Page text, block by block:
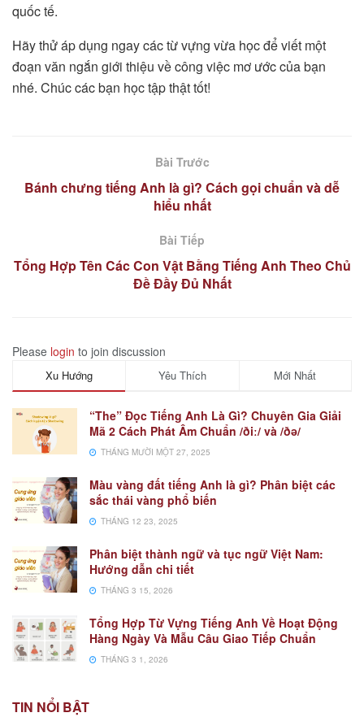
quốc tế.
Hãy thử áp dụng ngay các từ vựng vừa học để viết một
đoạn văn ngắn giới thiệu về công việc mơ ước của bạn
nhé. Chúc các bạn học tập thật tốt!
Bài Trước
Bánh chưng tiếng Anh là gì? Cách gọi chuẩn và dễ
hiểu nhất
Bài Tiếp
Tổng Hợp Tên Các Con Vật Bằng Tiếng Anh Theo Chủ
Đề Đầy Đủ Nhất
Please login to join discussion
Xu Hướng Yêu Thích Mới Nhất
“The” Đọc Tiếng Anh Là Gì? Chuyên Gia Giải
Mã 2 Cách Phát Âm Chuẩn /ðiː/ và /ðə/
THÁNG MƯỜI MỘT 27, 2025
Màu vàng đất tiếng Anh là gì? Phân biệt các
sắc thái vàng phổ biến
THÁNG 12 23, 2025
Phân biệt thành ngữ và tục ngữ Việt Nam:
Hướng dẫn chi tiết
THÁNG 3 15, 2026
Tổng Hợp Từ Vựng Tiếng Anh Về Hoạt Động
Hàng Ngày Và Mẫu Câu Giao Tiếp Chuẩn
THÁNG 3 1, 2026
TIN NỔI BẬT